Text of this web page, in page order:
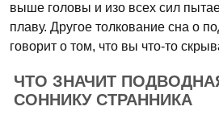
выше головы и изо всех сил
плаву. Другое толкование сна о
говорит о том, что вы что-то
ЧТО ЗНАЧИТ
СОННИКУ СТРАННИКА